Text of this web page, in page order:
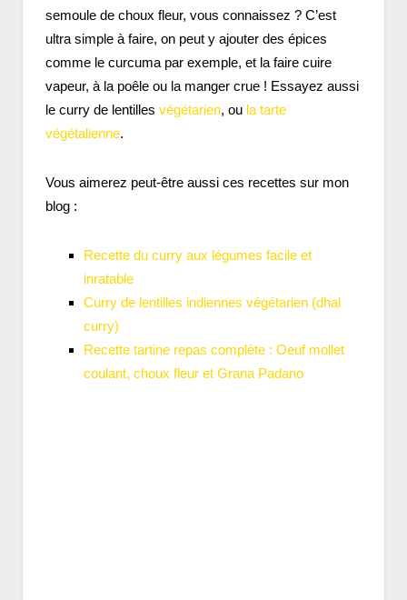
semoule de choux fleur, vous connaissez ? C’est
ultra simple à faire, on peut y ajouter des épices
comme le curcuma par exemple, et la faire cuire
vapeur, à la poêle ou la manger crue ! Essayez aussi
le curry de lentilles végétarien, ou la tarte
végétalienne.
Vous aimerez peut-être aussi ces recettes sur mon
blog :
Recette du curry aux légumes facile et
inratable
Curry de lentilles indiennes végétarien (dhal
curry)
Recette tartine repas complète : Oeuf mollet
coulant, choux fleur et Grana Padano